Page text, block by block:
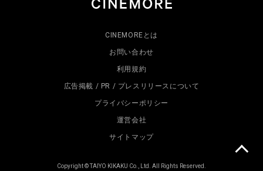
CINEMOREとは
お問い合わせ
利用規約
広告掲載 / PR / プレスリリースについて
プライバシーポリシー
運営会社
サイトマップ
Copyright © TAIYO KIKAKU Co., Ltd. All Rights Reserved.